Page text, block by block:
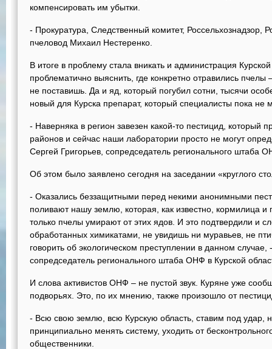
компенсировать им убытки.
- Прокуратура, Следственный комитет, Россельхознадзор,
пчеловод Михаил Нестеренко.
В итоге в проблему стала вникать и администрация
проблематично выяснить, где конкретно отравились
не поставишь. Да и яд, который погубил сотни, тысячи
новый для Курска препарат, который специалисты пока не
- Наверняка в регион завезен какой-то пестицид, который
районов и сейчас наши лаборатории просто не могут
Сергей Григорьев, сопредседатель регионального штаба
Об этом было заявлено сегодня на заседании «круглого
- Оказались беззащитными перед некими анонимными
поливают нашу землю, которая, как известно, кормилица и
только пчелы умирают от этих ядов. И это подтвердили и
обработанных химикатами, не увидишь ни муравьев, не
говорить об экологическом преступлении в данном случае,
сопредседатель регионального штаба ОНФ в Курской
И слова активистов ОНФ – не пустой звук. Куряне уже
подворьях. Это, по их мнению, также произошло от
- Всю свою землю, всю Курскую область, ставим под удар,
принципиально менять систему, уходить от
общественники.